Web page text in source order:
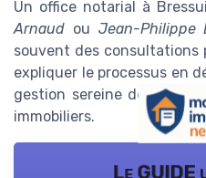
Un office notarial à
Arnaud ou Jean-Philippe
souvent des consultations
expliquer le processus en
gestion sereine de votre
immobiliers.
Le GUIDE